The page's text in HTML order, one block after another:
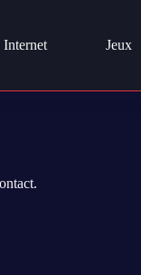
Internet Jeux